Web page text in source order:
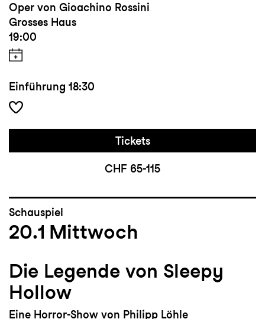
Oper von Gioachino Rossini
Grosses Haus
19:00
Einführung 18:30
Tickets
CHF 65-115
Schauspiel
20.1 Mittwoch
Die Legende von Sleepy
Hollow
Eine Horror-Show von Philipp Löhle